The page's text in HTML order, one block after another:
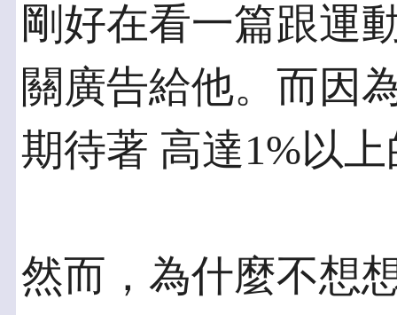
剛好在看一篇跟運
關廣告給他。而因
期待著 高達1%以
然而，為什麼不想